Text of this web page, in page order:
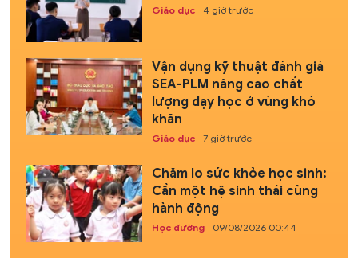
Giáo dục 4 giờ trước
Vận dụng kỹ thuật đánh giá
SEA-PLM nâng cao chất
lượng dạy học ở vùng khó
khăn
Giáo dục 7 giờ trước
Chăm lo sức khỏe học sinh:
Cần một hệ sinh thái cùng
hành động
Học đường 09/08/2026 00:44